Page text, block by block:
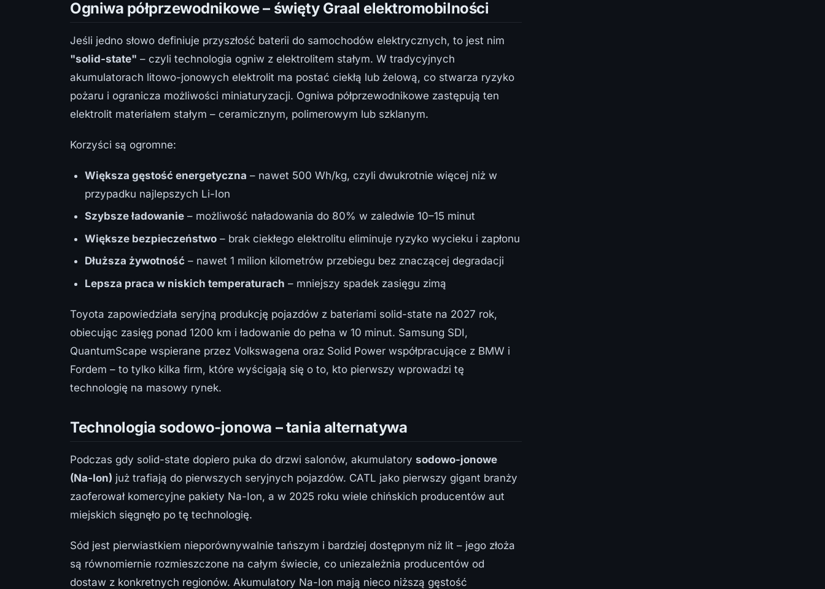
Ogniwa półprzewodnikowe – święty Graal elektromobilności
Jeśli jedno słowo definiuje przyszłość baterii do samochodów elektrycznych, to jest nim
"solid-state" – czyli technologia ogniw z elektrolitem stałym. W tradycyjnych
akumulatorach litowo-jonowych elektrolit ma postać ciekłą lub żelową, co stwarza ryzyko
pożaru i ogranicza możliwości miniaturyzacji. Ogniwa półprzewodnikowe zastępują ten
elektrolit materiałem stałym – ceramicznym, polimerowym lub szklanym.
Korzyści są ogromne:
Większa gęstość energetyczna – nawet 500 Wh/kg, czyli dwukrotnie więcej niż w
przypadku najlepszych Li-Ion
Szybsze ładowanie – możliwość naładowania do 80% w zaledwie 10–15 minut
Większe bezpieczeństwo – brak ciekłego elektrolitu eliminuje ryzyko wycieku i zapłonu
Dłuższa żywotność – nawet 1 milion kilometrów przebiegu bez znaczącej degradacji
Lepsza praca w niskich temperaturach – mniejszy spadek zasięgu zimą
Toyota zapowiedziała seryjną produkcję pojazdów z bateriami solid-state na 2027 rok,
obiecując zasięg ponad 1200 km i ładowanie do pełna w 10 minut. Samsung SDI,
QuantumScape wspierane przez Volkswagena oraz Solid Power współpracujące z BMW i
Fordem – to tylko kilka firm, które wyścigają się o to, kto pierwszy wprowadzi tę
technologię na masowy rynek.
Technologia sodowo-jonowa – tania alternatywa
Podczas gdy solid-state dopiero puka do drzwi salonów, akumulatory sodowo-jonowe
(Na-Ion) już trafiają do pierwszych seryjnych pojazdów. CATL jako pierwszy gigant branży
zaoferował komercyjne pakiety Na-Ion, a w 2025 roku wiele chińskich producentów aut
miejskich sięgnęło po tę technologię.
Sód jest pierwiastkiem nieporównywalnie tańszym i bardziej dostępnym niż lit – jego złoża
są równomiernie rozmieszczone na całym świecie, co uniezależnia producentów od
dostaw z konkretnych regionów. Akumulatory Na-Ion mają nieco niższą gęstość